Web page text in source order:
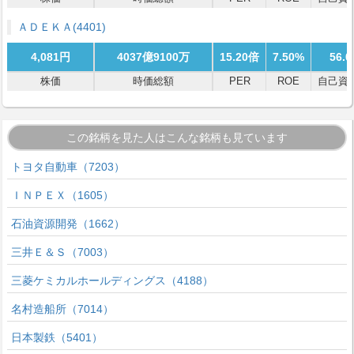
ＡＤＥＫＡ (4401)
4,081円 4037億9100万 15.20倍 7.50%
株価 時価総額 PER ROE 自己資
この銘柄を見た人はこんな銘柄も見ています
トヨタ自動車（7203）
ＩＮＰＥＸ（1605）
石油資源開発（1662）
三井Ｅ＆Ｓ（7003）
三菱ケミカルホールディングス（4188）
名村造船所（7014）
日本製鉄（5401）